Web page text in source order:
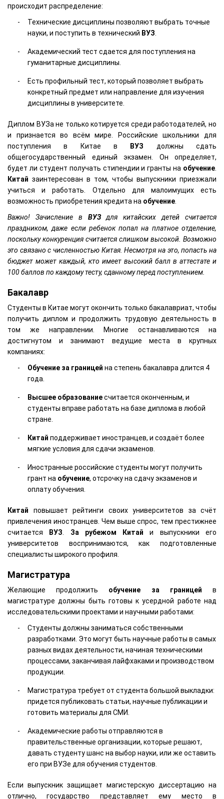
происходит распределение:
Технические дисциплины позволяют выбрать точные
науки, и поступить в технический ВУЗ
Академический тест сдается для поступления на
гуманитарные дисциплины.
Есть профильный тест, который позволяет выбрать
конкретный предмет или направление для изучения
дисциплины в университете.
Диплом ВУЗа не только котируется среди работодателей, но
и признается во всём мире. Российские школьники для
поступления в Китае в
ВУЗ должны сдать
общегосударственный единый экзамен. Он определяет,
будет ли студент получать стипендии и гранты на обучение
Китай заинтересован в том, чтобы выпускники приезжали
учиться и работать. Отдельно для малоимущих есть
возможность приобретения кредита на обучение
Важно! Зачисление в ВУЗдля китайских детей считается
праздником, даже если ребенок попал на платное отделение,
поскольку конкуренция считается слишком высокой. Возможно
это связано с численностью Китая. Несмотря на это, попасть на
бюджет может каждый, кто имеет высокий балл в аттестате и
100 баллов по каждому тесту, сданному перед поступлением.
Бакалавр
Студенты в Китае могут окончить только бакалавриат, чтобы
получить диплом и продолжить трудовую деятельность в
том же направлении. Многие останавливаются на
достигнутом и занимают ведущие места в крупных
компаниях:
Обучение за границей на степень бакалавра длится 4
года.
Высшее образованиесчитается оконченным, и
студенты вправе работать на базе диплома в любой
стране.
Китай поддерживает иностранцев, и создаёт более
мягкие условия для сдачи экзаменов.
Иностранные российские студенты могут получить
грант на обучение, отсрочку на сдачу экзаменов и
оплату обучения.
Китай повышает рейтинги своих университетов за счёт
привлечения иностранцев. Чем выше спрос, тем престижнее
считается
ВУЗ За рубежом Китай и выпускники его
университетов воспринимаются, как подготовленные
специалисты широкого профиля.
Магистратура
Желающие продолжить обучение за границей в
магистратуре должны быть готовы к усердной работе над
исследовательскими проектами и научными работами:
Студенты должны заниматься собственными
разработками. Это могут быть научные работы в самых
разных видах деятельности, начиная техническими
процессами, заканчивая лайфхаками и производством
продукции.
Магистратура требует от студента большой выкладки:
придется публиковать статьи, научные публикации и
готовить материалы для СМИ.
Академические работы отправляются в
правительственные организации, которые решают,
давать студенту шанс на выбор науки, или же оставить
его при ВУЗе для обучения студентов.
Если выпускник защищает магистерскую диссертацию на
отлично, государство представляет ему место в